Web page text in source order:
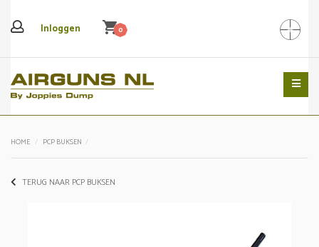
Inloggen shopping_cart0 Search
HOME PCP BUKSEN
TERUG NAAR PCP BUKSEN